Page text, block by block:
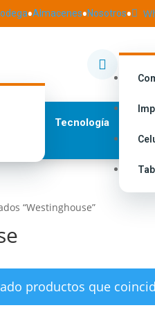
•Almacenes•Nosotros•

Tiendas
Tecnología
“Westinghouse”
productos que